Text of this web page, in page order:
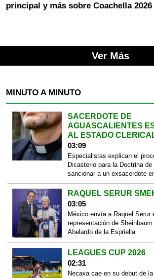
principal y más sobre Coachella 2026
Ver Más
MINUTO A MINUTO
SACERDOTE DE
AGUASCALIENTES
AL ESTADO
03:09
Especialistas explican el
Dicasterio para la Doctrina de
sancionar a un exsacerdote
RAQUEL SERUR
03:05
México envía a Raquel Serur
representación de
Abelardo de la Espriella
LEAGUES CUP 2026
02:31
Necaxa cae en su debut de